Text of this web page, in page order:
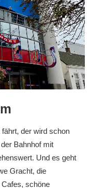
der wird schon
Bahnhof mit
Und es geht
Gracht, die
schöne